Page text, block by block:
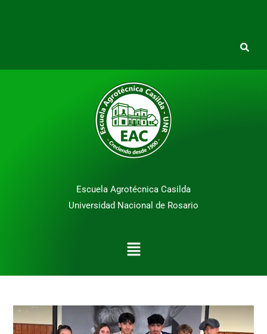
Escuela Agrotécnica Casilda
Universidad Nacional de Rosario